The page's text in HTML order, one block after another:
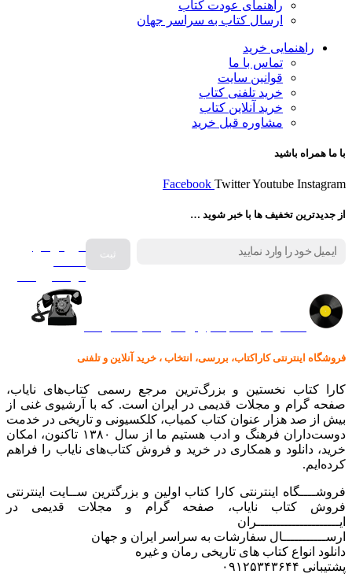
راهنمای عودت کتاب
ارسال کتاب به سراسر جهان
راهنمایی خرید
تماس با ما
قوانین سایت
خرید تلفنی کتاب
خرید آنلاین کتاب
مشاوره قبل خرید
با ما همراه باشید
Facebook TwitterYoutube Instagram
از جدیدترین تخفیف ها با خبر شوید …
فروش انواع
فروشگاه اینترنتی کاراکتاب، بررسی، انتخاب ، خرید آنلاین و تلفنی
کارا کتاب نخستین و بزرگ‌ترین مرجع رسمی کتاب‌های نایاب،
صفحه گرام و مجلات قدیمی در ایران است. که با آرشیوی غنی از
بیش از صد هزار عنوان کتاب کمیاب، کلکسیونی و تاریخی در خدمت
دوست‌داران فرهنگ و ادب هستیم ما از سال ۱۳۸۰ تاکنون، امکان
خرید، دانلود و همکاری در خرید و فروش کتاب‌های نایاب را فراهم
کرده‌ایم.
فروشــــگاه اینترنتی کارا کتاب اولین و بزرگترین ســایت اینترنتی
فروش کتاب نایاب، صفحه گرام و مجلات قدیمی در
ایـــــــــــــــــــــران
ارســـــــــــال سفارشات به سراسر ایران و جهان
دانلود انواع کتاب های تاریخی رمان و غیره
پشتیبانی ۰۹۱۲۵۳۴۳۶۴۴